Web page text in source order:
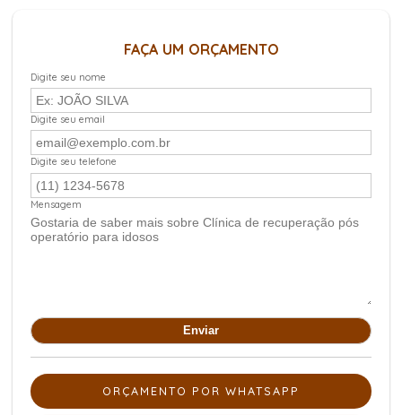
FAÇA UM ORÇAMENTO
Digite seu nome
Digite seu email
Digite seu telefone
Mensagem
ORÇAMENTO POR WHATSAPP